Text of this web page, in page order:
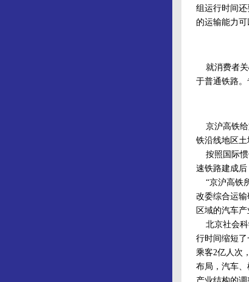
组运行时间
的运输能力可
就消费者关
于普通铁路。
京沪高铁给
铁沿线地区土
按照国际惯
速铁路建成后
“京沪高铁
改委综合运
区域的汽车
北京社会科
行时间缩短
乘客2亿人次
布局，汽车